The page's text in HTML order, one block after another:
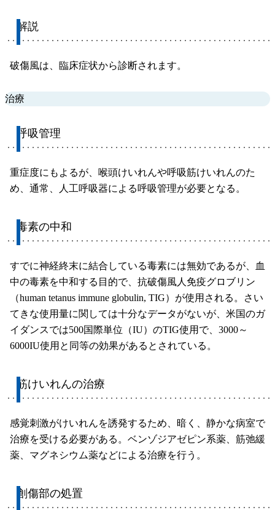
解説
破傷風は、臨床症状から診断されます。
治療
呼吸管理
重症度にもよるが、喉頭けいれんや呼吸筋けいれんのた
め、通常、人工呼吸器による呼吸管理が必要となる。
毒素の中和
すでに神経終末に結合している毒素には無効であるが、血
中の毒素を中和する目的で、抗破傷風人免疫グロブリン
（human tetanus immune globulin, TIG）が使用される。さい
てきな使用量に関しては十分なデータがないが、米国のガ
イダンスでは500国際単位（IU）のTIG使用で、3000～
6000IU使用と同等の効果があるとされている。
筋けいれんの治療
感覚刺激がけいれんを誘発するため、暗く、静かな病室で
治療を受ける必要がある。ベンゾジアゼピン系薬、筋弛緩
薬、マグネシウム薬などによる治療を行う。
創傷部の処置